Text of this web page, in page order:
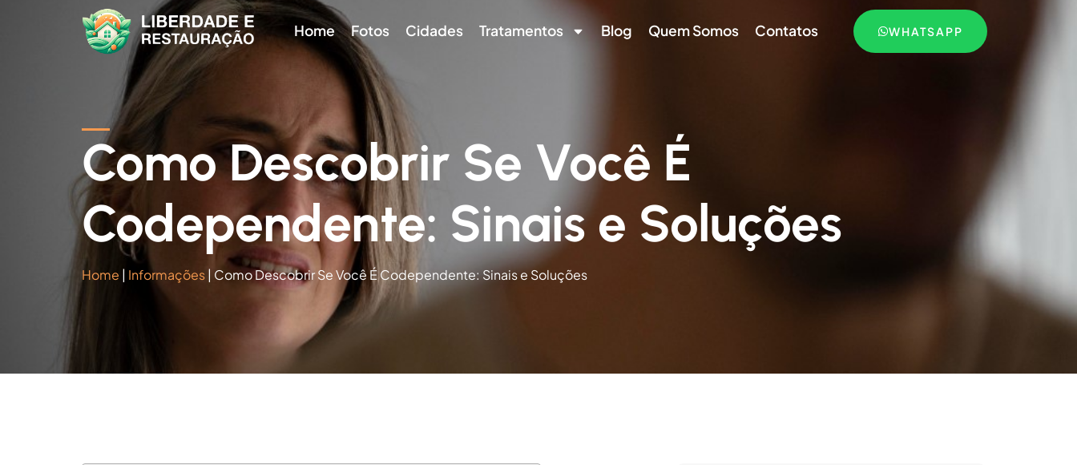
Home Fotos Cidades Tratamentos Blog Quem Somos Contatos WHATSAPP
Como Descobrir Se Você É
Codependente: Sinais e Soluções
Home | Informações| Como Descobrir Se Você É Codependente: Sinais e Soluções